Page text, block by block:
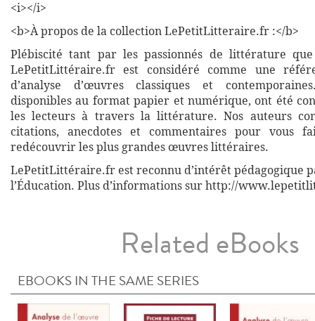
<i></i>
<b>À propos de la collection LePetitLitteraire.fr :</b>
Plébiscité tant par les passionnés de littérature
LePetitLittéraire.fr est considéré comme une
d’analyse d’œuvres classiques et
disponibles au format papier et numérique, ont été
les lecteurs à travers la littérature. Nos auteurs
citations, anecdotes et commentaires pour vous
redécouvrir les plus grandes œuvres littéraires.
LePetitLittéraire.fr est reconnu d’intérêt pédagogique
l’Éducation. Plus d’informations sur http://
Related eBooks
EBOOKS IN THE SAME SERIES